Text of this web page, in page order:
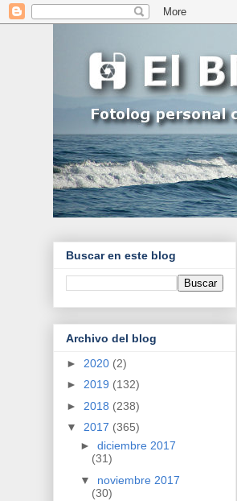
Buscar en este blog
Archivo del blog
► 2020 (2)
► 2019 (132)
► 2018 (238)
▼ 2017 (365)
► diciembre 2017
(31)
▼ noviembre 2017
(30)